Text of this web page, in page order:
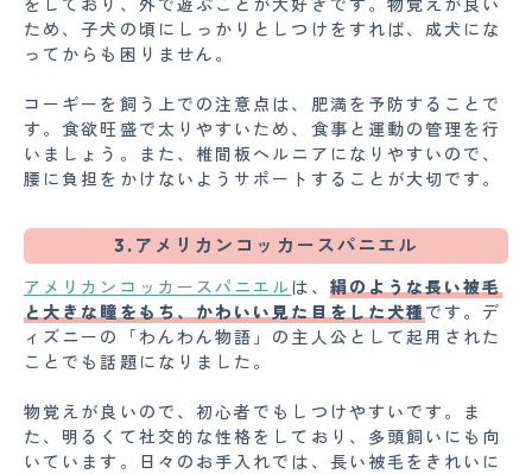
をしており、外で遊ぶことが大好きです。物覚えが良い
ため、子犬の頃にしっかりとしつけをすれば、成犬にな
ってからも困りません。
コーギーを飼う上での注意点は、肥満を予防することで
す。食欲旺盛で太りやすいため、食事と運動の管理を行
いましょう。また、椎間板ヘルニアになりやすいので、
腰に負担をかけないようサポートすることが大切です。
3.アメリカンコッカースパニエル
アメリカンコッカースパニエル は、 絹のような長い被毛
と大きな瞳をもち、かわいい見た目をした犬種です。デ
ィズニーの「わんわん物語」の主人公として起用された
ことでも話題になりました。
物覚えが良いので、初心者でもしつけやすいです。ま
た、明るくて社交的な性格をしており、多頭飼いにも向
いています。日々のお手入れでは、長い被毛をきれいに